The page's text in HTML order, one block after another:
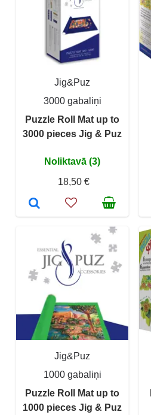
Jig&Puz
3000 gabaliņi
Puzzle Roll Mat up to
3000 pieces Jig & Puz
Noliktavā (3)
18,50 €
Jig&Puz
1000 gabaliņi
Puzzle Roll Mat up to
1000 pieces Jig & Puz